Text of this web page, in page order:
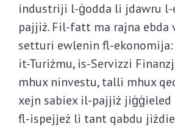
industriji l-ġodda li jdawru
pajjiż. Fil-fatt ma rajna ebda
setturi ewlenin fl-
it-Turiżmu, is-Servizzi
mhux ninvestu, talli mhux
xejn sabiex il-pajjiż
fl-ispejjeż li tant qabdu